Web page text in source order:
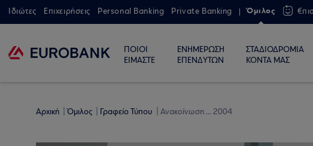
Ιδιώτες Επιχειρήσεις Personal Banking Private Banking Όμιλος
ΠΟΙΟΙ
ΕΙΜΑΣΤΕ
ΕΝΗΜΕΡΩΣΗ
ΕΠΕΝΔΥΤΩΝ
ΣΤΑΔΙΟΔΡΟΜΙΑ
ΚΟΝΤΑ ΜΑΣ
Αρχική Όμιλος Γραφείο Τύπου Ανακοίνωση ... 2004